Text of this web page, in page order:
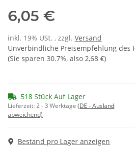
6,05 €
inkl. 19% USt. , zzgl. Versand
Unverbindliche Preisempfehlung des
(Sie sparen 30.7%, also 2,68 €)
518 Stück Auf Lager
Lieferzeit:2 - 3 Werktage (DE - Ausland
abweichend)
Bestand pro Lager anzeigen